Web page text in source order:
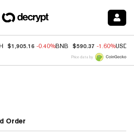
$1,905.16 -0.40%BNB $590.37 -1.60%USDC
Price data by
Order